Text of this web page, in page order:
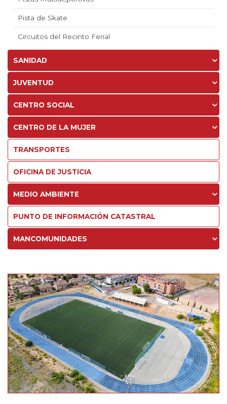
Pista de Skate
Circuitos del Recinto Ferial
SANIDAD
JUVENTUD
CENTRO SOCIAL
CENTRO DE LA MUJER
TRANSPORTES
OFICINA DE JUSTICIA
MEDIO AMBIENTE
PUNTO DE INFORMACIÓN CATASTRAL
MANCOMUNIDADES